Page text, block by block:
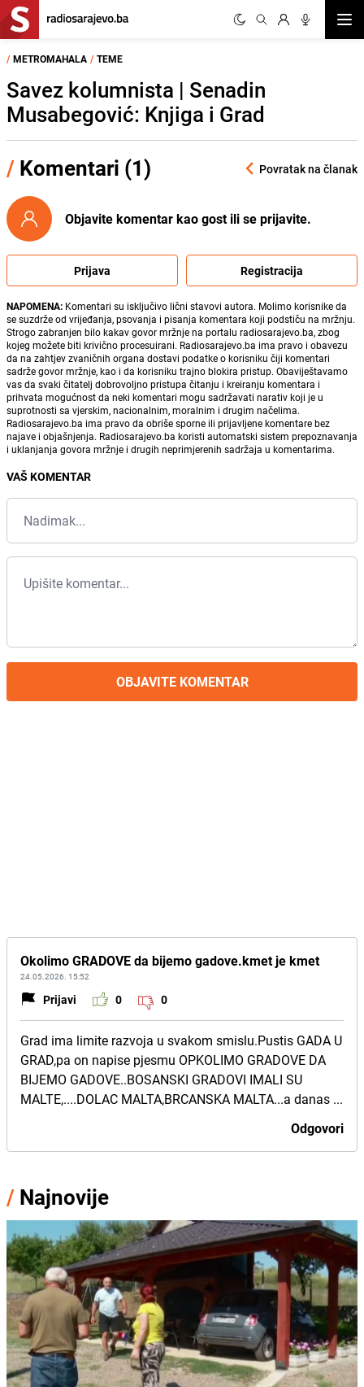
/ METROMAHALA / TEME
Savez kolumnista | Senadin
Musabegović: Knjiga i Grad
/ Komentari (1) Povratak na članak
Objavite komentar kao gost ili se prijavite.
Prijava Registracija
NAPOMENA: Komentari su isključivo lični stavovi autora. Molimo korisnike da
se suzdrže od vrijeđanja, psovanja i pisanja komentara koji podstiču na mržnju.
Strogo zabranjen bilo kakav govor mržnje na portalu radiosarajevo.ba, zbog
kojeg možete biti krivično procesuirani. Radiosarajevo.ba ima pravo i obavezu
da na zahtjev zvaničnih organa dostavi podatke o korisniku čiji komentari
sadrže govor mržnje, kao i da korisniku trajno blokira pristup. Obaviještavamo
vas da svaki čitatelj dobrovoljno pristupa čitanju i kreiranju komentara i
prihvata mogućnost da neki komentari mogu sadržavati narativ koji je u
suprotnosti sa vjerskim, nacionalnim, moralnim i drugim načelima.
Radiosarajevo.ba ima pravo da obriše sporne ili prijavljene komentare bez
najave i objašnjenja. Radiosarajevo.ba koristi automatski sistem prepoznavanja
i uklanjanja govora mržnje i drugih neprimjerenih sadržaja u komentarima.
VAŠ KOMENTAR
OBJAVITE KOMENTAR
Okolimo GRADOVE da bijemo gadove.kmet je kmet
24.05.2026. 15:52
Prijavi 0 0
Grad ima limite razvoja u svakom smislu.Pustis GADA U
GRAD,pa on napise pjesmu OPKOLIMO GRADOVE DA
BIJEMO GADOVE..BOSANSKI GRADOVI IMALI SU
MALTE,....DOLAC MALTA,BRCANSKA MALTA...a danas ...
Odgovori
/ Najnovije